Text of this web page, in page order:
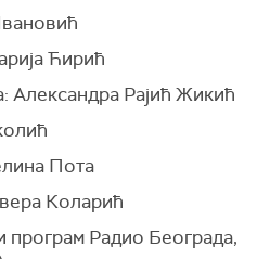
Ћирић
Александра Рајић Жикић
Пота
Коларић
програм Радио Београда,